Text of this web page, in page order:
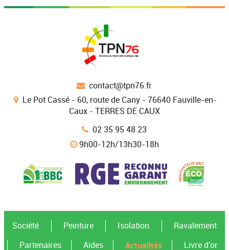
contact@tpn76.fr
Le Pot Cassé - 60, route de Cany - 76640 Fauville-en-
Caux - TERRES DE CAUX
02 35 95 48 23
9h00-12h/13h30-18h
Société Peinture Isolation
Ravalement
Partenaires
Aides Actualités Livre d'or